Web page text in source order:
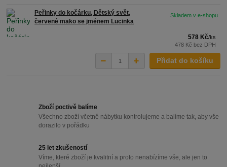
Peřinky do kočárku, Dětský svět,
červené mako se jménem Lucinka
578 Kč/ks
478 Kč bez DPH
Skladem v e-shopu
Přidat do košíku
Zboží poctivě balíme
Všechno zboží včetně nábytku kontrolujeme a balíme tak, aby vše
dorazilo v pořádku
25 let zkušeností
Víme, které zboží je kvalitní a proto nenabízíme vše, ale jen to